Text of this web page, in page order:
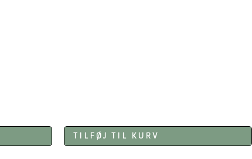
TILFØJ TIL KURV